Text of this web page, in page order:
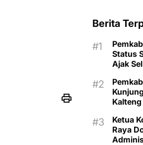
Berita
Status
Ajak
Kalteng
Ketua
Raya